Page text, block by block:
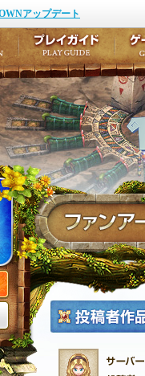
アップデート
公式サイトにログイン
外部サービスIDでログ
ト
ス
ゲーム紹介
キャラクター作成
テイルズ初級者講座
ここだけは知ってお